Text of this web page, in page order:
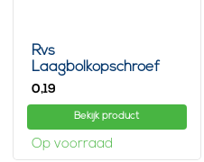
Rvs
Laagbolkopschroef
met binnenzeskant
0,19
Bekijk product
Op voorraad